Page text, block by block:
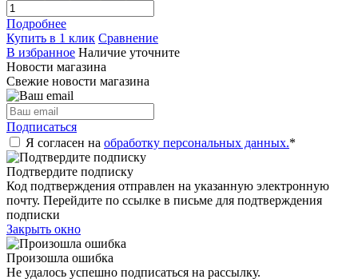
Подробнее
Купить в 1 клик Сравнение
В избранное Наличие уточните
Новости магазина
Свежие новости магазина
Подписаться
Я согласен на обработку персональных данных.*
Подтвердите подписку
Код подтверждения отправлен на указанную электронную
почту. Перейдите по ссылке в письме для подтверждения
подписки
Закрыть окно
Произошла ошибка
Не удалось успешно подписаться на рассылку.